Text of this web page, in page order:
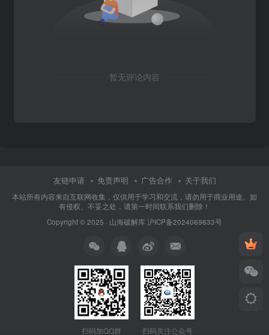
暂无评论内容
友链申请 免责声明 广告合作 关于我们
本站所有内容来自互联网收集，仅供用于学习和交流，请勿用于商业用途。如
有侵权、不妥之处，请第一时间联系我们删除！
Copyright © 2025 · 山海破解库沪ICP备2024069633号
扫码加QQ群 扫码关注公众号